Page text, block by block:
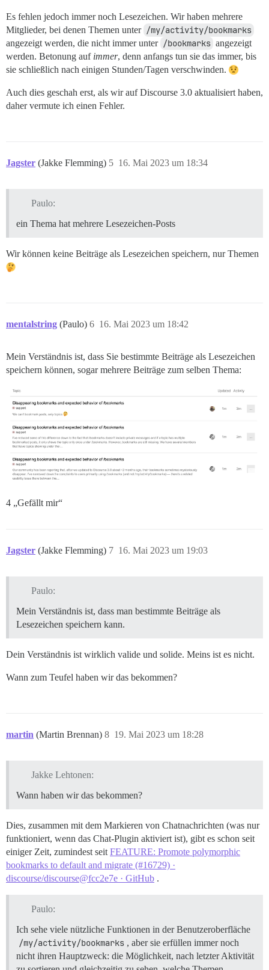
Es fehlen jedoch immer noch Lesezeichen. Wir haben mehrere
Mitglieder, bei denen Themen unter /my/activity/bookmarks
angezeigt werden, die nicht immer unter /bookmarks angezeigt
werden. Betonung auf immer, denn anfangs tun sie das immer, bis
sie schließlich nach einigen Stunden/Tagen verschwinden.
Auch dies geschah erst, als wir auf Discourse 3.0 aktualisiert haben,
daher vermute ich einen Fehler.
Jagster (Jakke Flemming) 16. Mai 2023 um 18:34
5
Paulo:
ein Thema hat mehrere Lesezeichen-Posts
Wir können keine Beiträge als Lesezeichen speichern, nur Themen
mentalstring (Paulo) 16. Mai 2023 um 18:42
6
Mein Verständnis ist, dass Sie bestimmte Beiträge als Lesezeichen
speichern können, sogar mehrere Beiträge zum selben Thema:
4 „Gefällt mir“
Jagster (Jakke Flemming) 16. Mai 2023 um 19:03
7
Paulo:
Mein Verständnis ist, dass man bestimmte Beiträge als
Lesezeichen speichern kann.
Dein Verständnis ist wirklich valide und solide. Meins ist es nicht.
Wann zum Teufel haben wir das bekommen?
martin (Martin Brennan) 19. Mai 2023 um 18:28
8
Jakke Lehtonen:
Wann haben wir das bekommen?
Dies, zusammen mit dem Markieren von Chatnachrichten (was nur
funktioniert, wenn das Chat-Plugin aktiviert ist), gibt es schon seit
einiger Zeit, zumindest seit FEATURE: Promote polymorphic
bookmarks to default and migrate (#16729) ·
discourse/discourse@fcc2e7e · GitHub .
Paulo:
Ich sehe viele nützliche Funktionen in der Benutzeroberfläche
/my/activity/bookmarks , aber sie erfüllen immer noch
nicht ihren Hauptzweck: die Möglichkeit, nach letzter Aktivität